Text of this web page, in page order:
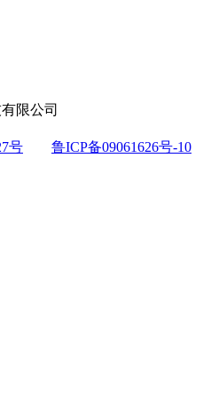
限公司
号 鲁ICP备09061626号-10